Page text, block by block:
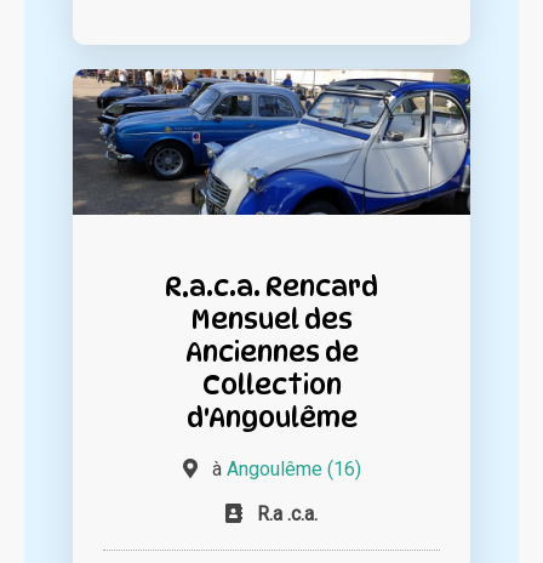
R.a.c.a. Rencard
Mensuel des
Anciennes de
Collection
d'Angoulême
à Angoulême (16)
R.a .c.a.